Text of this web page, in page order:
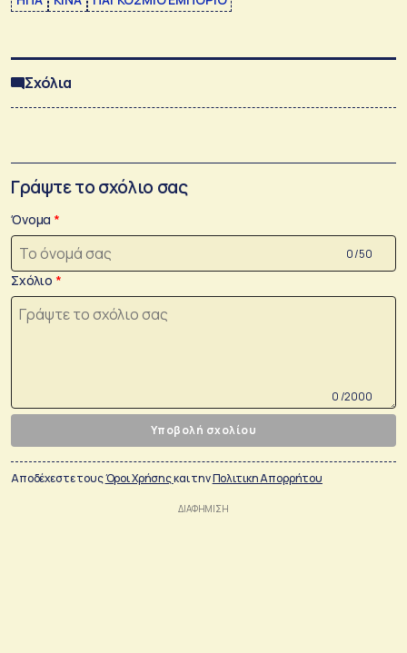
Σχόλια
Γράψτε το σχόλιο σας
Όνομα
0 /50
Σχόλιο
0 /2000
Υποβολή σχολίου
Αποδέχεστε τουςΌροι Χρήσηςκαι τηνΠολιτικη Απορρήτου